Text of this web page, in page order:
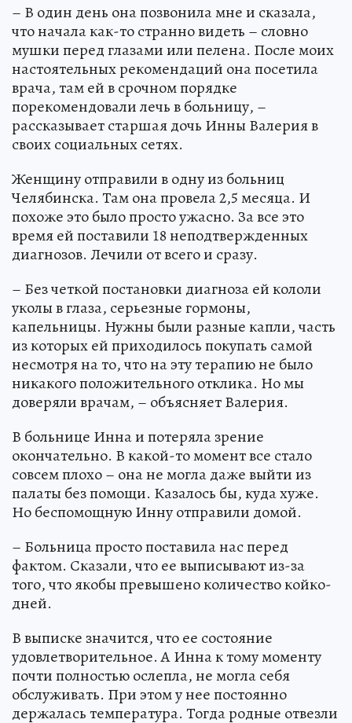
– В один день она позвонила мне и сказала,
что начала как-то странно видеть – словно
мушки перед глазами или пелена. После моих
настоятельных рекомендаций она посетила
врача, там ей в срочном порядке
порекомендовали лечь в больницу, –
рассказывает старшая дочь Инны Валерия в
своих социальных сетях.
Женщину отправили в одну из больниц
Челябинска. Там она провела 2,5 месяца. И
похоже это было просто ужасно. За все это
время ей поставили 18 неподтвержденных
диагнозов. Лечили от всего и сразу.
– Без четкой постановки диагноза ей кололи
уколы в глаза, серьезные гормоны,
капельницы. Нужны были разные капли, часть
из которых ей приходилось покупать самой
несмотря на то, что на эту терапию не было
никакого положительного отклика. Но мы
доверяли врачам, – объясняет Валерия.
В больнице Инна и потеряла зрение
окончательно. В какой-то момент все стало
совсем плохо – она не могла даже выйти из
палаты без помощи. Казалось бы, куда хуже.
Но беспомощную Инну отправили домой.
– Больница просто поставила нас перед
фактом. Сказали, что ее выписывают из-за
того, что якобы превышено количество койко-
дней.
В выписке значится, что ее состояние
удовлетворительное. А Инна к тому моменту
почти полностью ослепла, не могла себя
обслуживать. При этом у нее постоянно
держалась температура. Тогда родные отвезли